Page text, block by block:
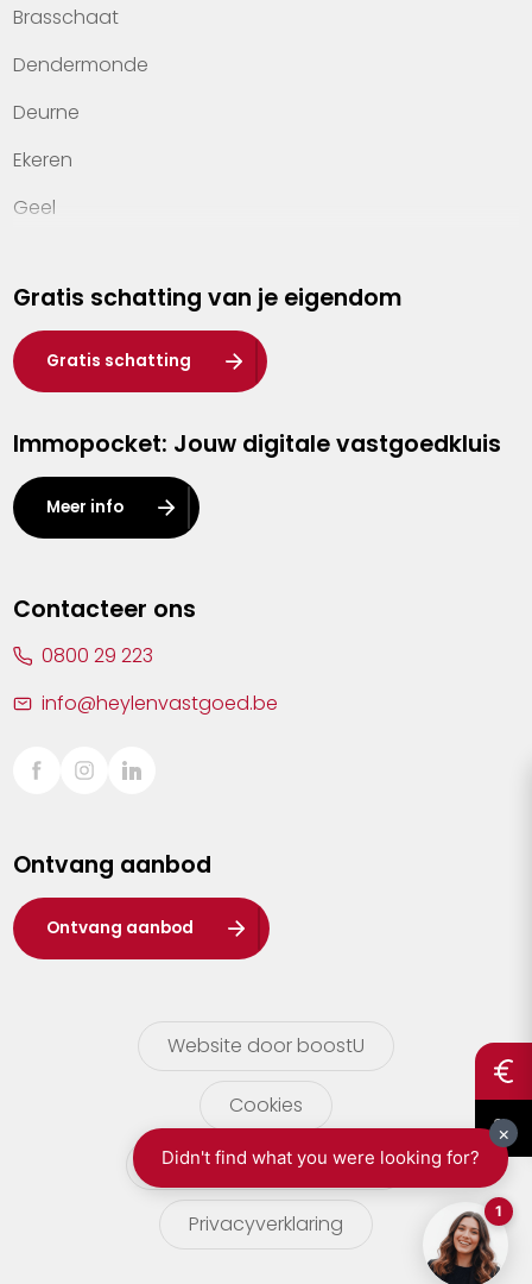
Veelgestelde vragen
Werken bij Heylen Vastgoed
Contact
Brasschaat
Dendermonde
Deurne
Ekeren
Geel
Hasselt
Heist-op-den-Berg
Herentals
Kalmthout
Leuven
Lier
Sint-Truiden
Waasland
Wuustwezel
Zoersel
Gratis schatting van je eigendom
Gratis schatting
Immopocket: Jouw digitale vastgoedkluis
Meer info
Contacteer ons
0800 29 223
info@heylenvastgoed.be
Ontvang aanbod
Ontvang aanbod
Website door boostU
Cookies
gebruikersvoorwaarden
Privacyverklaring